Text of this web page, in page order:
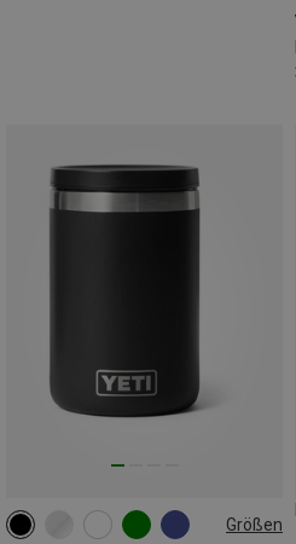
Größen
473ML